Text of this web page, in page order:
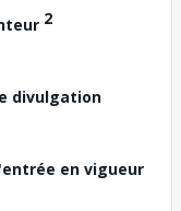
2
divulgation
en vigueur